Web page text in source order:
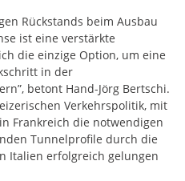
Rückstands beim Ausbau
ist eine verstärkte
die einzige Option, um eine
in der
betont Hand-Jörg Bertschi.
Verkehrspolitik, mit
Frankreich die notwendigen
Tunnelprofile durch die
Italien erfolgreich gelungen